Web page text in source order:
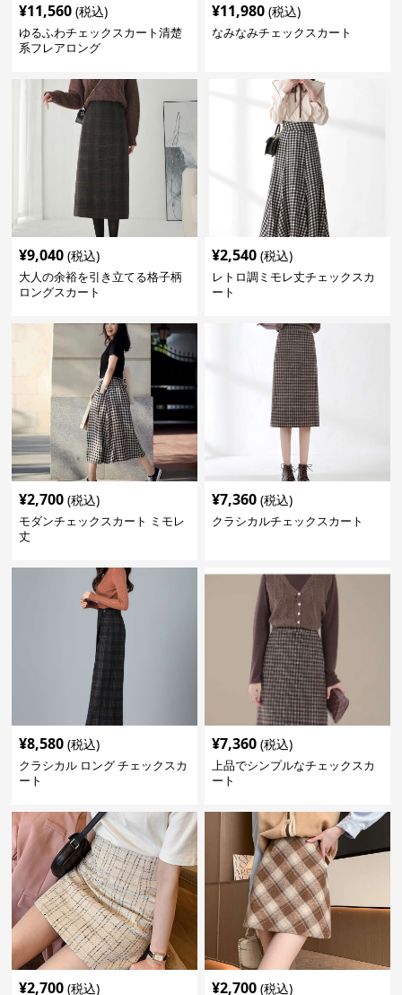
¥11,560 (税込)
ゆるふわチェックスカート清楚
系フレアロング
¥11,980 (税込)
なみなみチェックスカート
¥9,040 (税込)
大人の余裕を引き立てる格子柄
ロングスカート
¥2,540 (税込)
レトロ調ミモレ丈チェックスカ
ート
¥2,700 (税込)
モダンチェックスカート ミモレ
丈
¥7,360 (税込)
クラシカルチェックスカート
¥8,580 (税込)
クラシカル ロング チェックスカ
ート
¥7,360 (税込)
上品でシンプルなチェックスカ
ート
¥2,700 (税込) ¥2,700 (税込)